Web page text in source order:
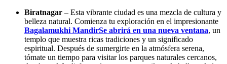
Biratnagar – Esta vibrante ciudad es una mezcla de cultura y
belleza natural. Comienza tu exploración en el impresionante
Bagalamukhi MandirSe abrirá en una nueva ventana, un
templo que muestra ricas tradiciones y un significado
espiritual. Después de sumergirte en la atmósfera serena,
tómate un tiempo para visitar los parques naturales cercanos,